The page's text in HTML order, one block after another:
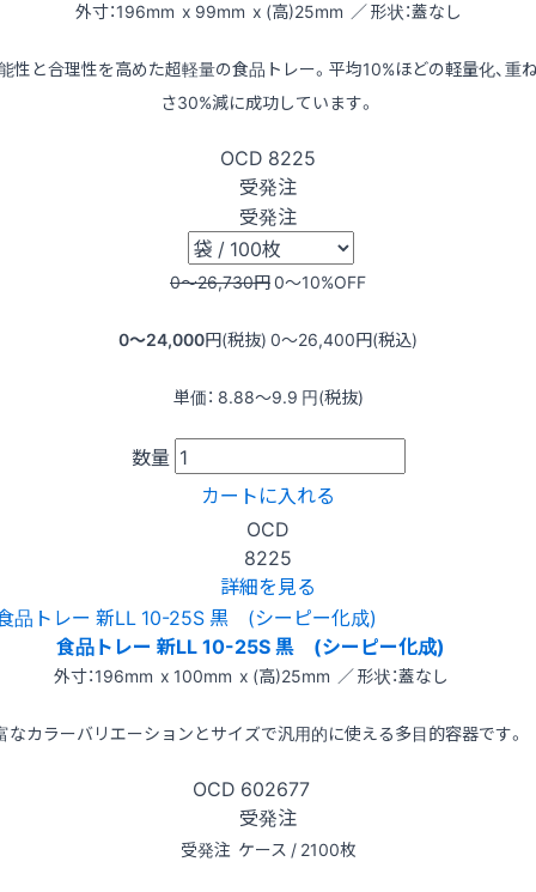
外寸：196mm x 99mm x (高)25mm ／ 形状：蓋なし
性と合理性を高めた超軽量の食品トレー。平均10%ほどの軽量化、重
さ30%減に成功しています。
OCD 8225
受発注
受発注
0〜26,730円0〜10%OFF
0〜24,000円(税抜) 0〜26,400円(税込)
単価： 8.88〜9.9 円(税抜)
数量
カートに入れる
OCD
8225
詳細を見る
食品トレー 新LL 10-25S 黒 (シーピー化成)
外寸：196mm x 100mm x (高)25mm ／ 形状：蓋なし
なカラーバリエーションとサイズで汎用的に使える多目的容器です。
OCD 602677
受発注
受発注 ケース / 2100枚